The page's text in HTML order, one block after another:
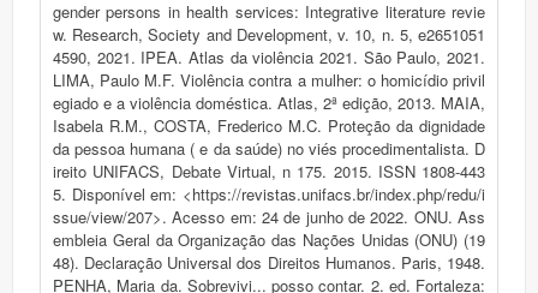
gender persons in health services: Integrative literature revie
w. Research, Society and Development, v. 10, n. 5, e2651051
4590, 2021. IPEA. Atlas da violência 2021. São Paulo, 2021.
LIMA, Paulo M.F. Violência contra a mulher: o homicídio privil
egiado e a violência doméstica. Atlas, 2ª edição, 2013. MAIA,
Isabela R.M., COSTA, Frederico M.C. Proteção da dignidade
da pessoa humana ( e da saúde) no viés procedimentalista. D
ireito UNIFACS, Debate Virtual, n 175. 2015. ISSN 1808-443
5. Disponível em: <https://revistas.unifacs.br/index.php/redu/i
ssue/view/207>. Acesso em: 24 de junho de 2022. ONU. Ass
embleia Geral da Organização das Nações Unidas (ONU) (19
48). Declaração Universal dos Direitos Humanos. Paris, 1948.
PENHA, Maria da. Sobrevivi... posso contar. 2. ed. Fortaleza: